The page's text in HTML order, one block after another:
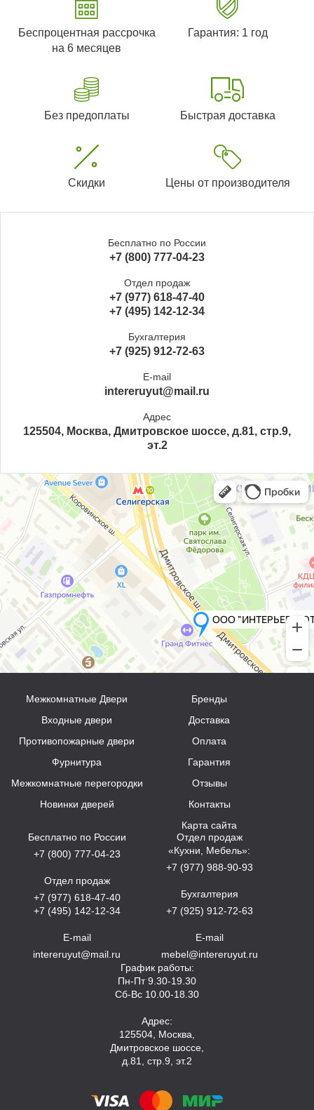
Беспроцентная рассрочка
на 6 месяцев
Гарантия: 1 год
Без предоплаты Быстрая доставка
Скидки Цены от производителя
Бесплатно по России
+7 (800) 777-04-23
Отдел продаж
+7 (977) 618-47-40
+7 (495) 142-12-34
Бухгалтерия
+7 (925) 912-72-63
E-mail
intereruyut@mail.ru
Адрес
125504, Москва, Дмитровское шоссе, д.81, стр.9,
эт.2
Межкомнатные Двери
Входные двери
Противопожарные двери
Фурнитура
Межкомнатные перегородки
Новинки дверей
Бренды
Доставка
Оплата
Гарантия
Отзывы
Контакты
Карта сайта
Бесплатно по России
+7 (800) 777-04-23
Отдел продаж
+7 (977) 618-47-40
+7 (495) 142-12-34
E-mail
intereruyut@mail.ru
Отдел продаж
«Кухни, Мебель»:
+7 (977) 988-90-93
Бухгалтерия
+7 (925) 912-72-63
E-mail
mebel@intereruyut.ru
График работы:
Пн-Пт 9.30-19.30
Сб-Вс 10.00-18.30
Адрес:
125504, Москва,
Дмитровское шоссе,
д.81, стр.9, эт.2